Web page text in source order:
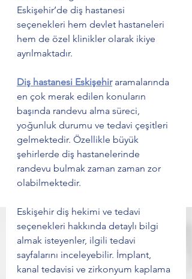
Eskişehir’de diş hastanesi
seçenekleri hem devlet hastaneleri
hem de özel klinikler olarak ikiye
ayrılmaktadır.
Diş hastanesi Eskişehir aramalarında
en çok merak edilen konuların
başında randevu alma süreci,
yoğunluk durumu ve tedavi çeşitleri
gelmektedir. Özellikle büyük
şehirlerde diş hastanelerinde
randevu bulmak zaman zaman zor
olabilmektedir.
Eskişehir diş hekimi ve tedavi
seçenekleri hakkında detaylı bilgi
almak isteyenler, ilgili tedavi
sayfalarını inceleyebilir. İmplant,
kanal tedavisi ve zirkonyum kaplama